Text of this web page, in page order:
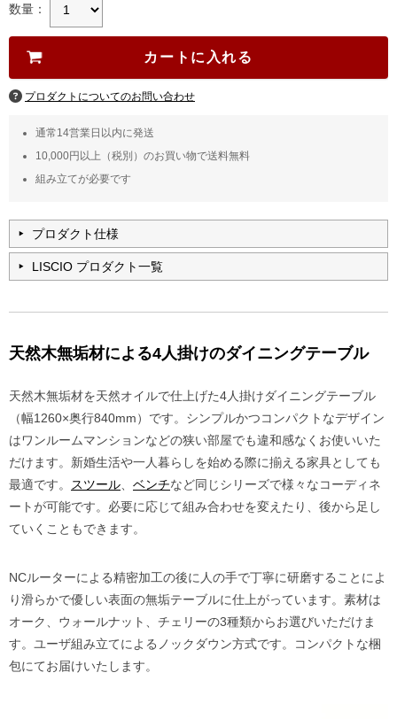
数量：
プロダクトについてのお問い合わせ
通常14営業日以内に発送
10,000円以上（税別）のお買い物で送料無料
組み立てが必要です
プロダクト仕様
LISCIO プロダクト一覧
天然木無垢材による4人掛けのダイニングテーブル
天然木無垢材を天然オイルで仕上げた4人掛けダイニングテーブル
（幅1260×奥行840mm）です。シンプルかつコンパクトなデザイン
はワンルームマンションなどの狭い部屋でも違和感なくお使いいた
だけます。新婚生活や一人暮らしを始める際に揃える家具としても
最適です。
スツール ベンチなど同じシリーズで様々なコーディネ
ートが可能です。必要に応じて組み合わせを変えたり、後から足し
ていくこともできます。
NCルーターによる精密加工の後に人の手で丁寧に研磨することによ
り滑らかで優しい表面の無垢テーブルに仕上がっています。素材は
オーク、ウォールナット、チェリーの3種類からお選びいただけま
す。ユーザ組み立てによるノックダウン方式です。コンパクトな梱
包にてお届けいたします。